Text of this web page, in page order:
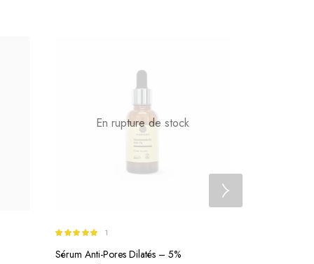
En rupture de stock
sur 5
1
Sérum Anti-Pores Dilatés – 5%